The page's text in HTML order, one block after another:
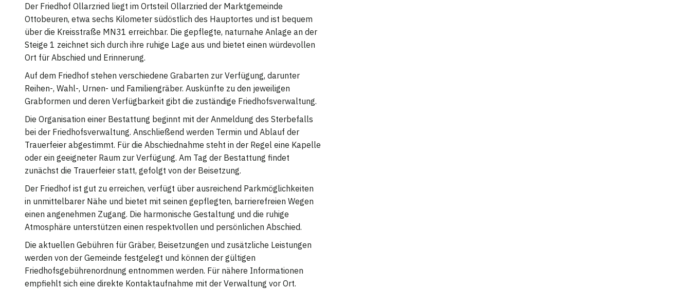
Der Friedhof Ollarzried liegt im Ortsteil Ollarzried der Marktgemeinde
Ottobeuren, etwa sechs Kilometer südöstlich des Hauptortes und ist bequem
über die Kreisstraße MN31 erreichbar. Die gepflegte, naturnahe Anlage an der
Steige 1 zeichnet sich durch ihre ruhige Lage aus und bietet einen würdevollen
Ort für Abschied und Erinnerung.
Auf dem Friedhof stehen verschiedene Grabarten zur Verfügung, darunter
Reihen-, Wahl-, Urnen- und Familiengräber. Auskünfte zu den jeweiligen
Grabformen und deren Verfügbarkeit gibt die zuständige Friedhofsverwaltung.
Die Organisation einer Bestattung beginnt mit der Anmeldung des Sterbefalls
bei der Friedhofsverwaltung. Anschließend werden Termin und Ablauf der
Trauerfeier abgestimmt. Für die Abschiednahme steht in der Regel eine Kapelle
oder ein geeigneter Raum zur Verfügung. Am Tag der Bestattung findet
zunächst die Trauerfeier statt, gefolgt von der Beisetzung.
Der Friedhof ist gut zu erreichen, verfügt über ausreichend Parkmöglichkeiten
in unmittelbarer Nähe und bietet mit seinen gepflegten, barrierefreien Wegen
einen angenehmen Zugang. Die harmonische Gestaltung und die ruhige
Atmosphäre unterstützen einen respektvollen und persönlichen Abschied.
Die aktuellen Gebühren für Gräber, Beisetzungen und zusätzliche Leistungen
werden von der Gemeinde festgelegt und können der gültigen
Friedhofsgebührenordnung entnommen werden. Für nähere Informationen
empfiehlt sich eine direkte Kontaktaufnahme mit der Verwaltung vor Ort.